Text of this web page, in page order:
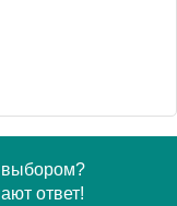
Гл000024605
выбором?
ответ!